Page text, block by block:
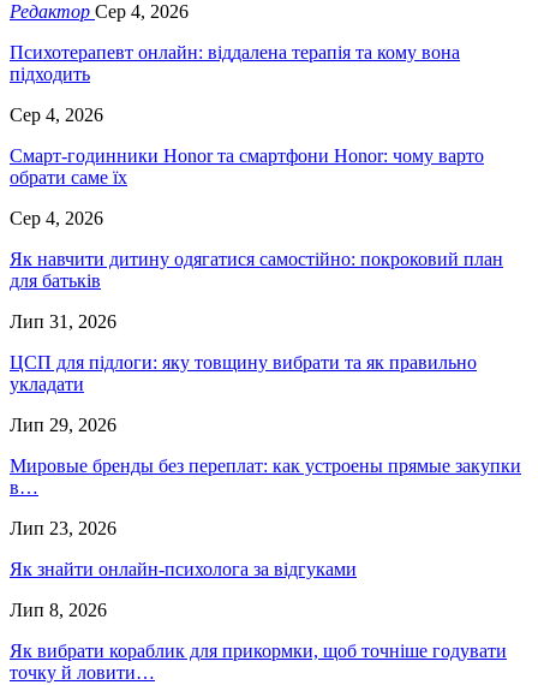
Редактор Сер 4, 2026
Психотерапевт онлайн: віддалена терапія та кому вона
підходить
Сер 4, 2026
Смарт-годинники Honor та смартфони Honor: чому варто
обрати саме їх
Сер 4, 2026
Як навчити дитину одягатися самостійно: покроковий план
для батьків
Лип 31, 2026
ЦСП для підлоги: яку товщину вибрати та як правильно
укладати
Лип 29, 2026
Мировые бренды без переплат: как устроены прямые закупки
в…
Лип 23, 2026
Як знайти онлайн-психолога за відгуками
Лип 8, 2026
Як вибрати кораблик для прикормки, щоб точніше годувати
точку й ловити…